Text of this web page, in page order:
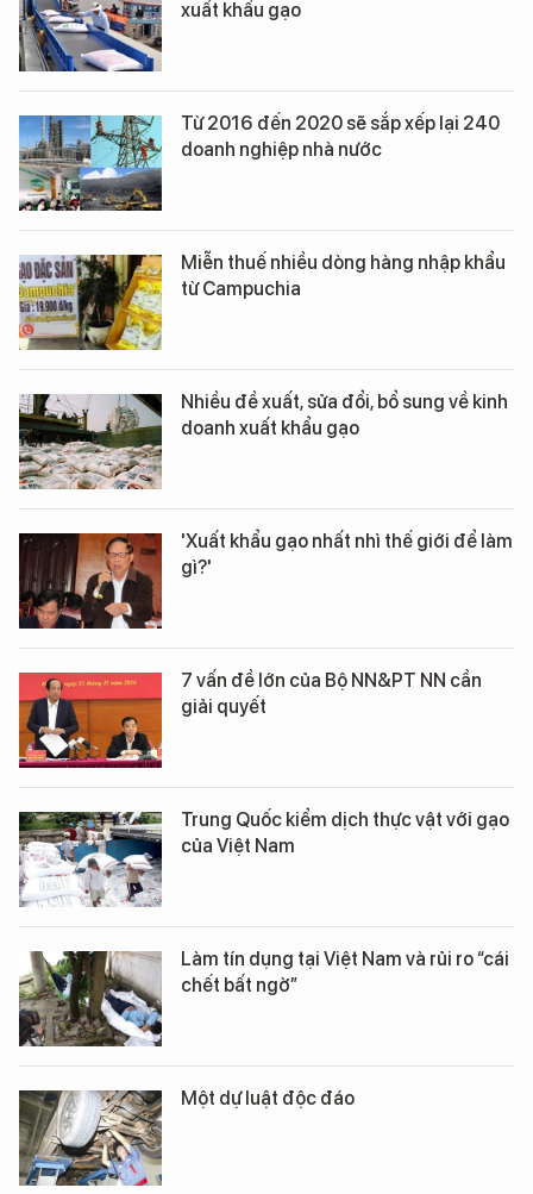
xuất khẩu gạo
Từ 2016 đến 2020 sẽ sắp xếp lại 240
doanh nghiệp nhà nước
Miễn thuế nhiều dòng hàng nhập khẩu
từ Campuchia
Nhiều đề xuất, sửa đổi, bổ sung về kinh
doanh xuất khẩu gạo
'Xuất khẩu gạo nhất nhì thế giới để làm
gì?'
7 vấn đề lớn của Bộ NN&PT NN cần
giải quyết
Trung Quốc kiểm dịch thực vật với gạo
của Việt Nam
Làm tín dụng tại Việt Nam và rủi ro “cái
chết bất ngờ”
Một dự luật độc đáo